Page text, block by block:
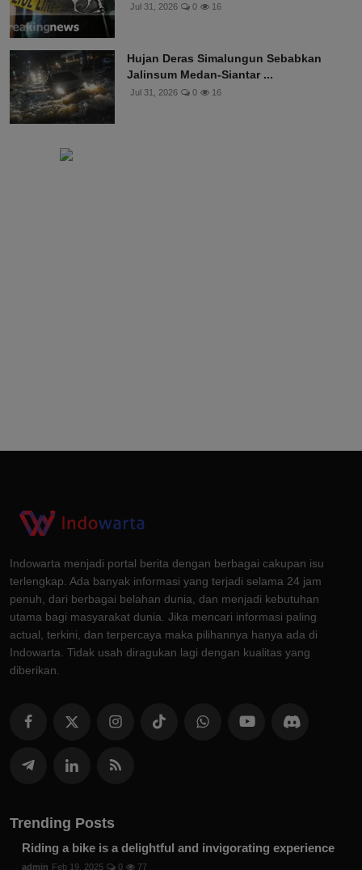
Jul 31, 2026 0 16
Hujan Deras Simalungun Sebabkan
Jalinsum Medan-Siantar ...
Jul 31, 2026 0 16
Indowarta menjadi portal berita dengan berbagai cakupan isu
terlengkap. Ada banyak informasi yang terjadi selama 24 jam
penuh, dari berbagai belahan dunia, dan menjadi kebutuhan
utama bagi masyarakat dunia. Jika mencari informasi paling
actual, terkini, dan terpercaya maka pilihannya hanya ada di
Indowarta. Tidak usah diragukan lagi dengan kualitas yang
diberikan.
Trending Posts
Riding a bike is a delightful and invigorating experience
admin Feb 19, 2025 0 77